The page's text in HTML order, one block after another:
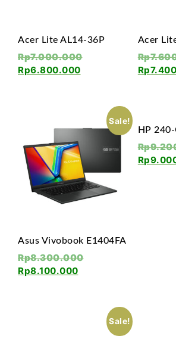
Acer Lite AL14-36P
Rp7.000.000
Rp6.800.000
Acer
Rp
Rp
Sale!
Asus Vivobook E1404FA
Rp8.300.000
Rp8.100.000
HP
Rp
Rp
Sale!